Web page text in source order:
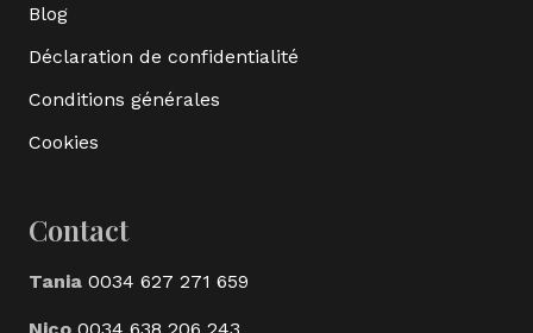
Blog
Déclaration de confidentialité
Conditions générales
Cookies
Contact
Tania 0034 627 271 659